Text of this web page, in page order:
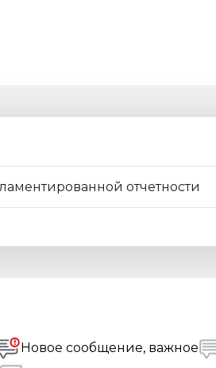
Новое сообщение, важное